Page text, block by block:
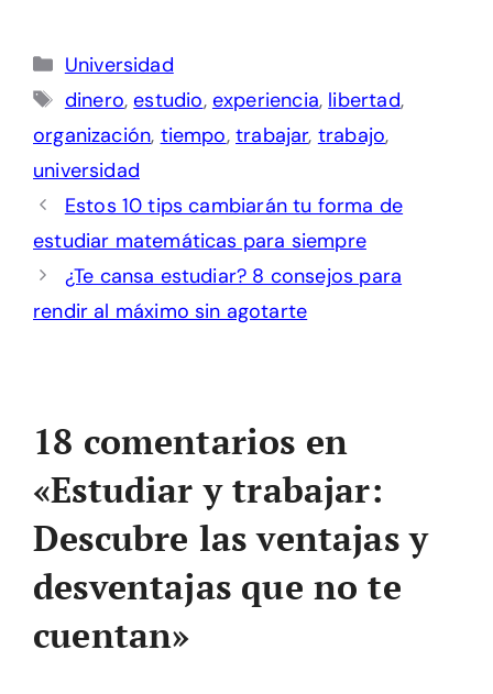
Categorías
Universidad
Etiquetas
dinero,estudio, experiencia, libertad,
organización, tiempo,trabajar, trabajo,
universidad
Estos 10 tips cambiarán tu forma de
estudiar matemáticas para siempre
¿Te cansa estudiar? 8 consejos para
rendir al máximo sin agotarte
18 comentarios en
«Estudiar y trabajar:
Descubre las ventajas y
desventajas que no te
cuentan»